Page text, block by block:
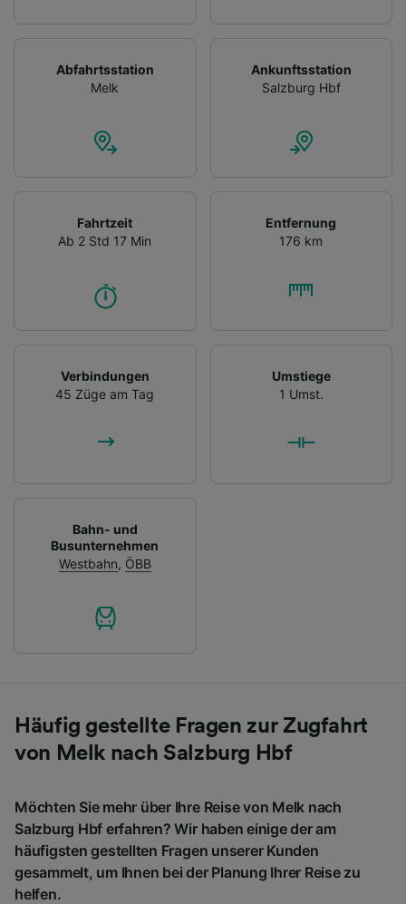
Abfahrtsstation
Melk
Ankunftsstation
Salzburg Hbf
Fahrtzeit
Ab 2 Std 17 Min
Entfernung
176 km
Verbindungen
45 Züge am Tag
Umstiege
1 Umst.
Bahn- und
Busunternehmen
Westbahn, ÖBB
Häufig gestellte Fragen zur Zugfahrt
von Melk nach Salzburg Hbf
Möchten Sie mehr über Ihre Reise von Melk nach
Salzburg Hbf erfahren? Wir haben einige der am
häufigsten gestellten Fragen unserer Kunden
gesammelt, um Ihnen bei der Planung Ihrer Reise zu
helfen.